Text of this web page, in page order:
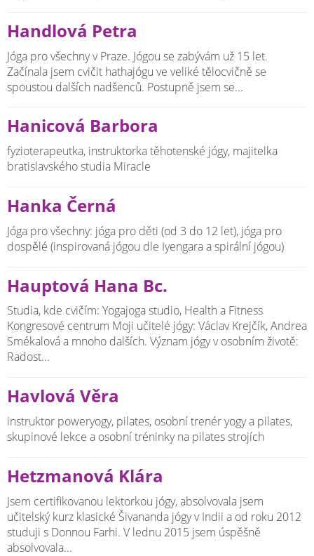
Handlová Petra
Jóga pro všechny v Praze. Jógou se zabývám už 15 let.
Začínala jsem cvičit hathajógu ve veliké tělocvičně se
spoustou dalších nadšenců. Postupně jsem se...
Hanicová Barbora
fyzioterapeutka, instruktorka těhotenské jógy, majitelka
bratislavského studia Miracle
Hanka Černá
Jóga pro všechny: jóga pro děti (od 3 do 12 let), jóga pro
dospělé (inspirovaná jógou dle Iyengara a spirální jógou)
Hauptová Hana Bc.
Studia, kde cvičím: Yogajoga studio, Health a Fitness
Kongresové centrum Moji učitelé jógy: Václav Krejčík, Andrea
Smékalová a mnoho dalších. Význam jógy v osobním životě:
Radost...
Havlová Věra
instruktor poweryogy, pilates, osobní trenér yogy a pilates,
skupinové lekce a osobní tréninky na pilates strojích
Hetzmanová Klára
Jsem certifikovanou lektorkou jógy, absolvovala jsem
učitelský kurz klasické Šivananda jógy v Indii a od roku 2012
studuji s Donnou Farhi. V lednu 2015 jsem úspěšně
absolvovala...